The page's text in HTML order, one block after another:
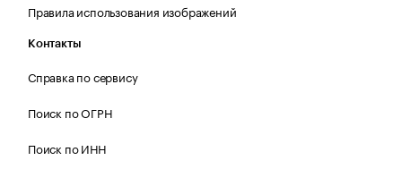
Правила использования изображений
Контакты
Справка по сервису
Поиск по ОГРН
Поиск по ИНН